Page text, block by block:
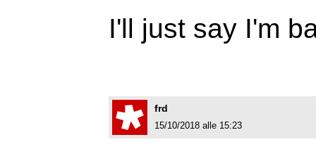
I'll just say I'm
frd
15/10/2018 alle 15:23